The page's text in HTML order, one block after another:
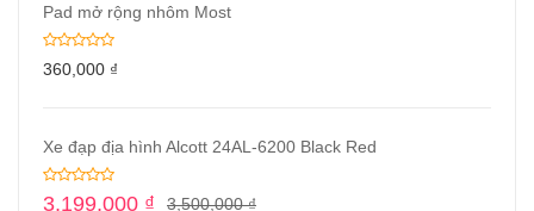
Pad mở rộng nhôm Most
360,000 ₫
Xe đạp địa hình Alcott 24AL-6200 Black Red
3,500,000₫
3,199,000 ₫